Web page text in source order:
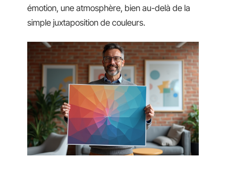
émotion, une atmosphère, bien au-delà de la
simple juxtaposition de couleurs.